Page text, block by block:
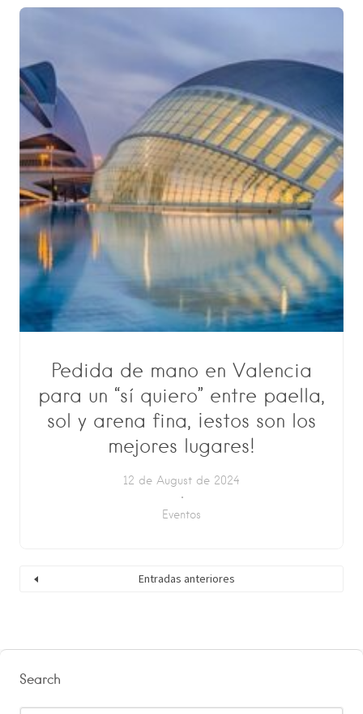
Pedida de mano en Valencia
para un “sí quiero” entre paella,
sol y arena fina, ¡estos son los
mejores lugares!
12 de August de 2024
Eventos
Entradas anteriores
Search